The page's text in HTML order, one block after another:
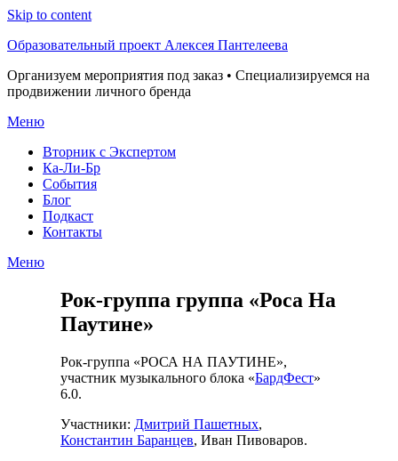
Skip to content
Образовательный проект Алексея Пантелеева
Организуем мероприятия под заказ • Специализируемся на
продвижении личного бренда
Меню
Вторник с Экспертом
Ка-Ли-Бр
События
Блог
Подкаст
Контакты
Меню
Рок-группа группа «Роса На
Паутине»
Рок-группа «РОСА НА ПАУТИНЕ»,
участник музыкального блока «БардФест»
6.0.
Участники: Дмитрий Пашетных,
Константин Баранцев, Иван Пивоваров.